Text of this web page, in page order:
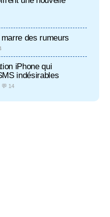
des rumeurs
iPhone qui
indésirables
💬 14